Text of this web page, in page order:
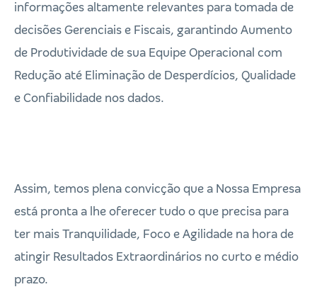
informações altamente relevantes para tomada de
decisões Gerenciais e Fiscais, garantindo Aumento
de Produtividade de sua Equipe Operacional com
Redução até Eliminação de Desperdícios, Qualidade
e Confiabilidade nos dados.
Assim, temos plena convicção que a Nossa Empresa
está pronta a lhe oferecer tudo o que precisa para
ter mais Tranquilidade, Foco e Agilidade na hora de
atingir Resultados Extraordinários no curto e médio
prazo.